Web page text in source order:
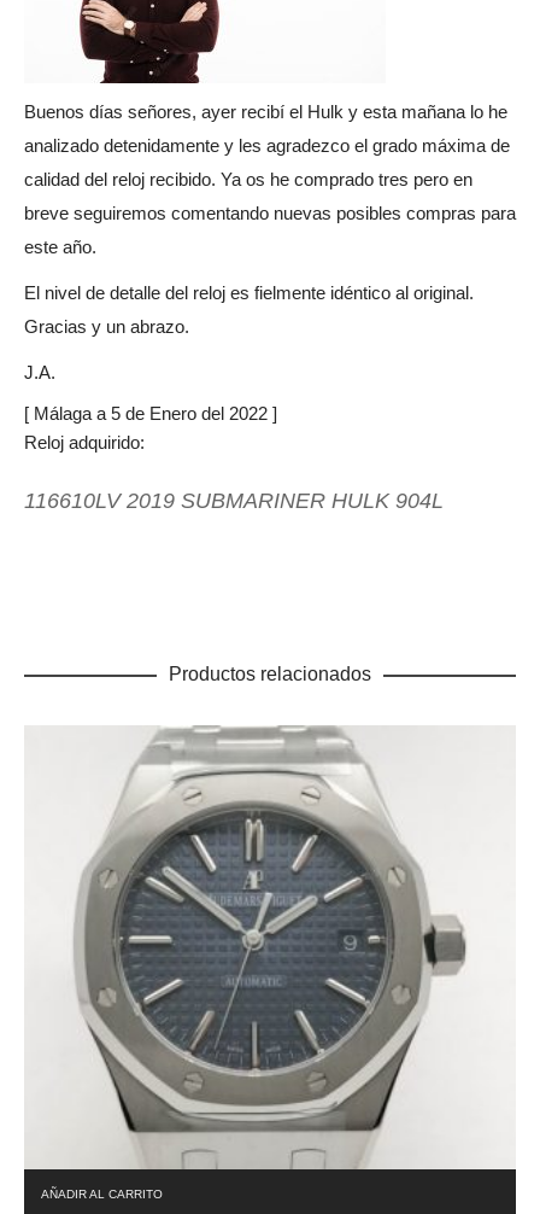
Buenos días señores, ayer recibí el Hulk y esta mañana lo he
analizado detenidamente y les agradezco el grado máxima de
calidad del reloj recibido. Ya os he comprado tres pero en
breve seguiremos comentando nuevas posibles compras para
este año.
El nivel de detalle del reloj es fielmente idéntico al original.
Gracias y un abrazo.
J.A.
[ Málaga a 5 de Enero del 2022 ]
Reloj adquirido:
116610LV 2019 SUBMARINER HULK 904L
Productos relacionados
AÑADIR AL CARRITO